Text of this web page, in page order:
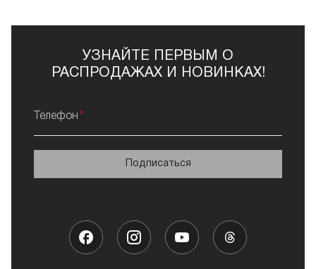
УЗНАЙТЕ ПЕРВЫМ О
РАСПРОДАЖАХ И НОВИНКАХ!
Телефон
Подписаться